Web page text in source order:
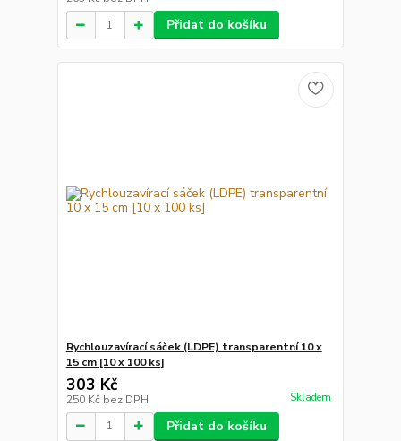
Přidat do košíku
Rychlouzavírací sáček (LDPE) transparentní 10 x
15 cm [10 x 100 ks]
303 Kč
250 Kč bez DPH Skladem
Přidat do košíku